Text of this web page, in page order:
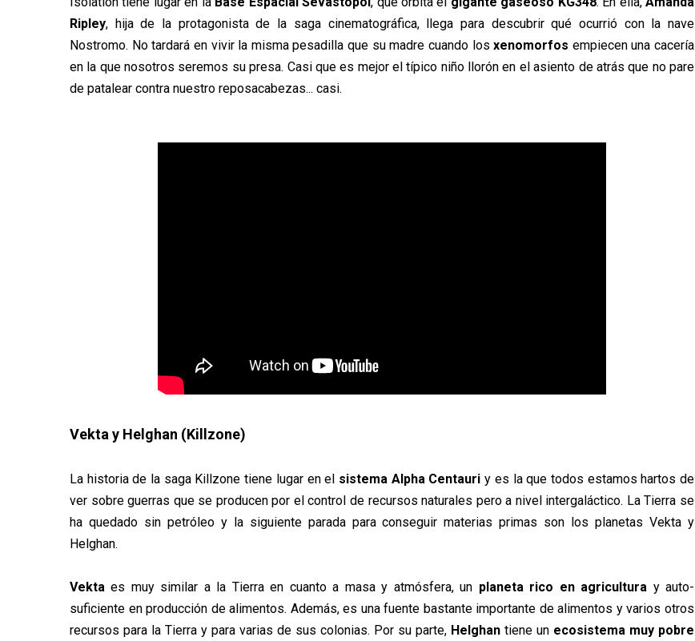
Ripley, hija de la protagonista de la saga cinematográfica, llega para descubrir qué ocurrió con la nave
Nostromo. No tardará en vivir la misma pesadilla que su madre cuando losxenomorfos empiecen una cacería
en la que nosotros seremos su presa. Casi que es mejor el típico niño llorón en el asiento de atrás que no pare
de patalear contra nuestro reposacabezas... casi.
Vekta y Helghan (Killzone)
La historia de la saga Killzone tiene lugar en el sistema Alpha Centauri y es la que todos estamos hartos de
ver sobre guerras que se producen por el control de recursos naturales pero a nivel intergaláctico. La Tierra se
ha quedado sin petróleo y la siguiente parada para conseguir materias primas son los planetas Vekta y
Helghan.
Vekta es muy similar a la Tierra en cuanto a masa y atmósfera, un planeta rico en agricultura y auto-
suficiente en producción de alimentos. Además, es una fuente bastante importante de alimentos y varios otros
recursos para la Tierra y para varias de sus colonias. Por su parte, Helghan tiene un ecosistema muy pobre